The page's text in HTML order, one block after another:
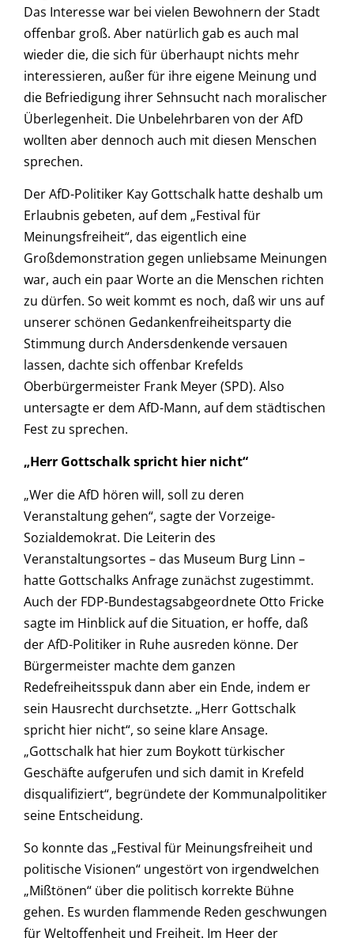
Das Interesse war bei vielen Bewohnern der Stadt
offenbar groß. Aber natürlich gab es auch mal
wieder die, die sich für überhaupt nichts mehr
interessieren, außer für ihre eigene Meinung und
die Befriedigung ihrer Sehnsucht nach moralischer
Überlegenheit. Die Unbelehrbaren von der AfD
wollten aber dennoch auch mit diesen Menschen
sprechen.
Der AfD-Politiker Kay Gottschalk hatte deshalb um
Erlaubnis gebeten, auf dem „Festival für
Meinungsfreiheit“, das eigentlich eine
Großdemonstration gegen unliebsame Meinungen
war, auch ein paar Worte an die Menschen richten
zu dürfen. So weit kommt es noch, daß wir uns auf
unserer schönen Gedankenfreiheitsparty die
Stimmung durch Andersdenkende versauen
lassen, dachte sich offenbar Krefelds
Oberbürgermeister Frank Meyer (SPD). Also
untersagte er dem AfD-Mann, auf dem städtischen
Fest zu sprechen.
„Herr Gottschalk spricht hier nicht“
„Wer die AfD hören will, soll zu deren
Veranstaltung gehen“, sagte der Vorzeige-
Sozialdemokrat. Die Leiterin des
Veranstaltungsortes – das Museum Burg Linn –
hatte Gottschalks Anfrage zunächst zugestimmt.
Auch der FDP-Bundestagsabgeordnete Otto Fricke
sagte im Hinblick auf die Situation, er hoffe, daß
der AfD-Politiker in Ruhe ausreden könne. Der
Bürgermeister machte dem ganzen
Redefreiheitsspuk dann aber ein Ende, indem er
sein Hausrecht durchsetzte. „Herr Gottschalk
spricht hier nicht“, so seine klare Ansage.
„Gottschalk hat hier zum Boykott türkischer
Geschäfte aufgerufen und sich damit in Krefeld
disqualifiziert“, begründete der Kommunalpolitiker
seine Entscheidung.
So konnte das „Festival für Meinungsfreiheit und
politische Visionen“ ungestört von irgendwelchen
„Mißtönen“ über die politisch korrekte Bühne
gehen. Es wurden flammende Reden geschwungen
für Weltoffenheit und Freiheit. Im Heer der